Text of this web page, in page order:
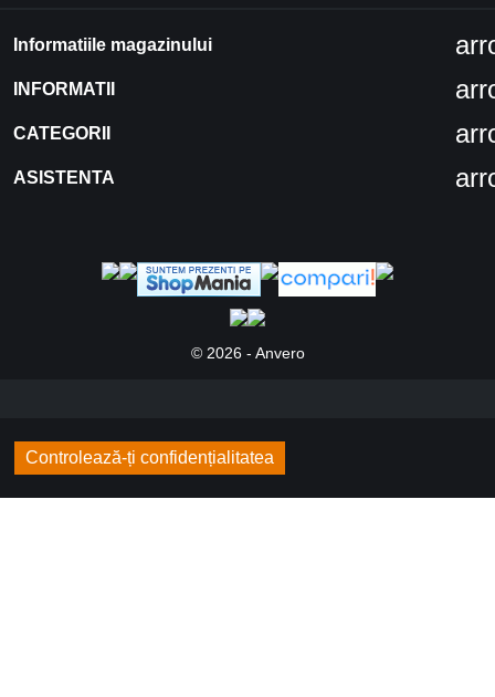
Informatiile magazinului
INFORMATII
CATEGORII
ASISTENTA
© 2026 - Anvero
Controlează-ți confidențialitatea